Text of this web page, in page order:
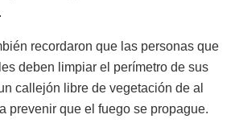
recordaron que las personas que
deben limpiar el perímetro de sus
callejón libre de vegetación de al
prevenir que el fuego se propague.